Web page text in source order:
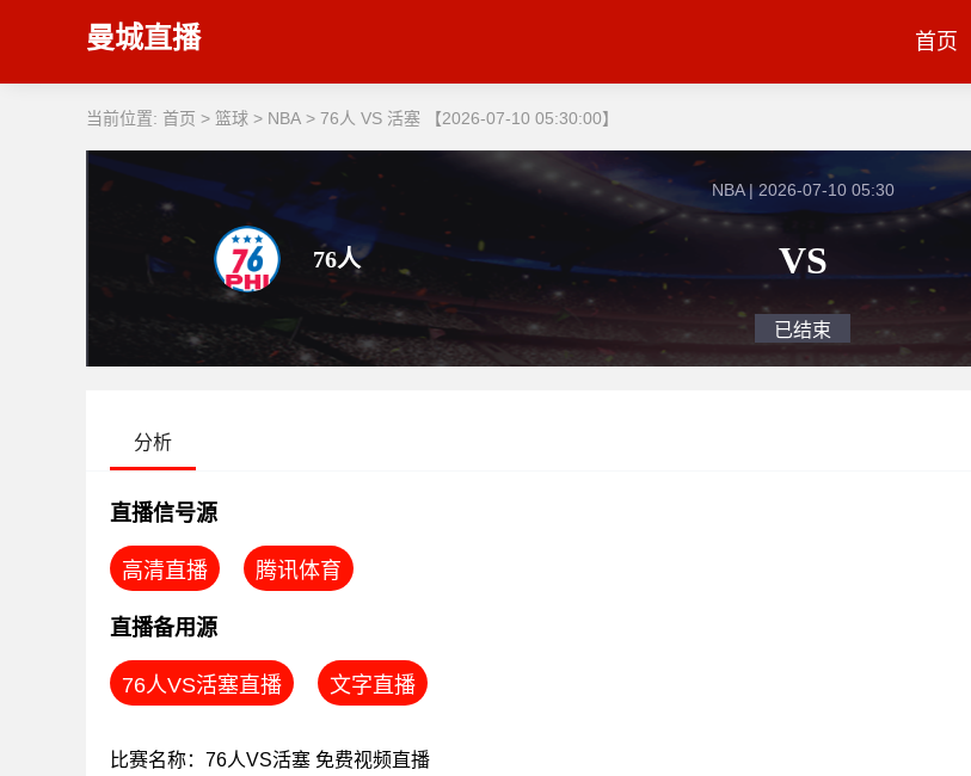
曼城直播 首页
当前位置: 首页 > 篮球 > NBA > 76人 VS 活塞 【2026-07-10 05:30:00】
76人
NBA | 2026-07-10 05:30
VS
已结束
分析
直播信号源
高清直播 腾讯体育
直播备用源
76人VS活塞直播 文字直播
比赛名称：76人VS活塞 免费视频直播